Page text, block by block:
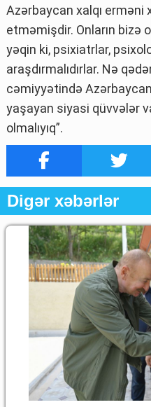
Azərbaycan xalqı erməni
etməmişdir. Onların bizə
yəqin ki, psixiatrlar,
araşdırmalıdırlar. Nə
cəmiyyətində
yaşayan siyasi qüvvələr
olmalıyıq”.
Digər xəbərlər